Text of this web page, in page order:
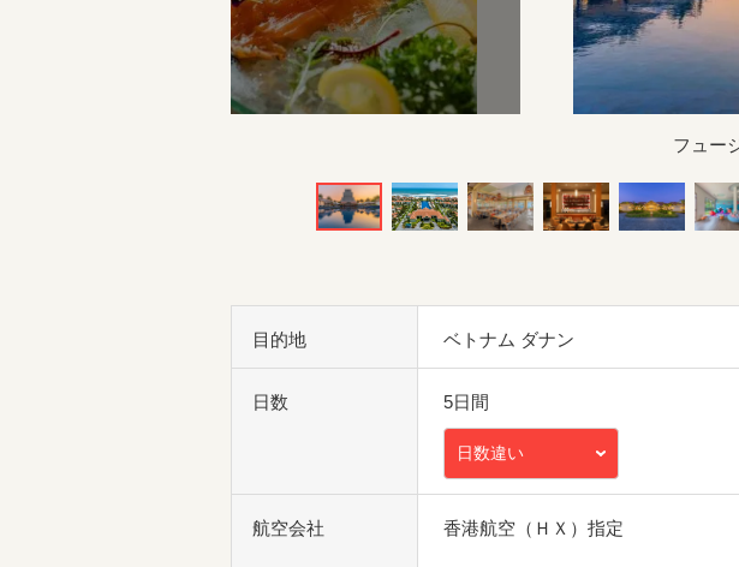
フュー
目的地 ベトナム ダナン
日数 5日間
日数違い
航空会社 香港航空（ＨＸ）指定